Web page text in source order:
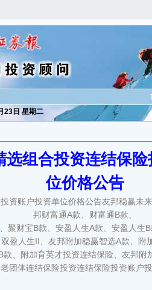
23日 星期二
选组合投资连结保
位价格公告
资账户投资单位价格公告友邦稳赢未
邦财富通A款、财富通B款、
聚财宝B款、安盈人生A款、安盈人生B
盈人生II、友邦附加稳赢智选A款、附
款、附加育英才投资连结保险、友邦附
团体连结保险投资连结保险投资账户
财富通B
、安盈人